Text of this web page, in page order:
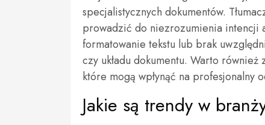
specjalistycznych dokumentów.
prowadzić do niezrozumienia intencji
formatowanie tekstu lub brak
czy układu dokumentu. Warto
które mogą wpłynąć na profesjonalny
Jakie są trendy w